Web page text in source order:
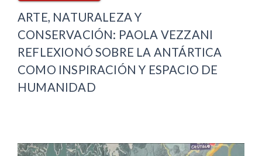
ARTE, NATURALEZA Y
CONSERVACIÓN: PAOLA VEZZANI
REFLEXIONÓ SOBRE LA ANTÁRTICA
COMO INSPIRACIÓN Y ESPACIO DE
HUMANIDAD